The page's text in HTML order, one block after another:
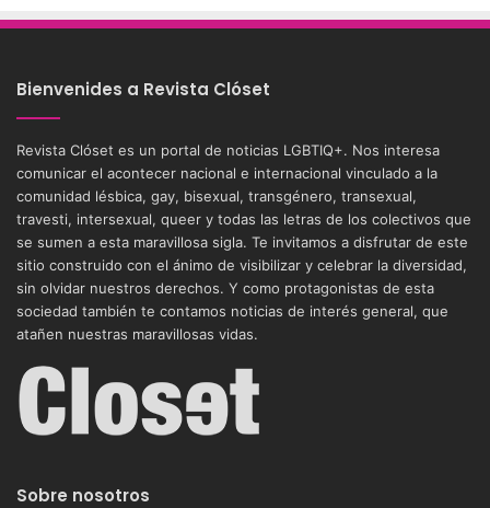
Bienvenides a Revista Clóset
Revista Clóset es un portal de noticias LGBTIQ+. Nos interesa
comunicar el acontecer nacional e internacional vinculado a la
comunidad lésbica, gay, bisexual, transgénero, transexual,
travesti, intersexual, queer y todas las letras de los colectivos que
se sumen a esta maravillosa sigla. Te invitamos a disfrutar de este
sitio construido con el ánimo de visibilizar y celebrar la diversidad,
sin olvidar nuestros derechos. Y como protagonistas de esta
sociedad también te contamos noticias de interés general, que
atañen nuestras maravillosas vidas.
Sobre nosotros